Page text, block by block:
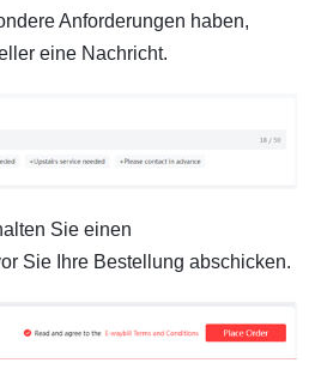
Anforderungen haben,
eine Nachricht.
Sie einen
Sie Ihre Bestellung abschicken.